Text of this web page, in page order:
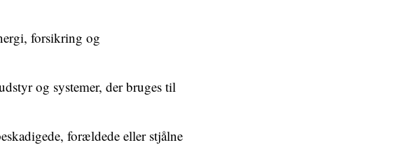
forsikring og
og systemer, der bruges til
forældede eller stjålne